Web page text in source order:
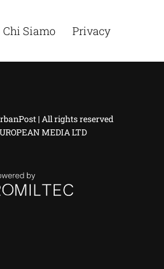
Chi Siamo
Privacy
| All rights reserved
MEDIA LTD